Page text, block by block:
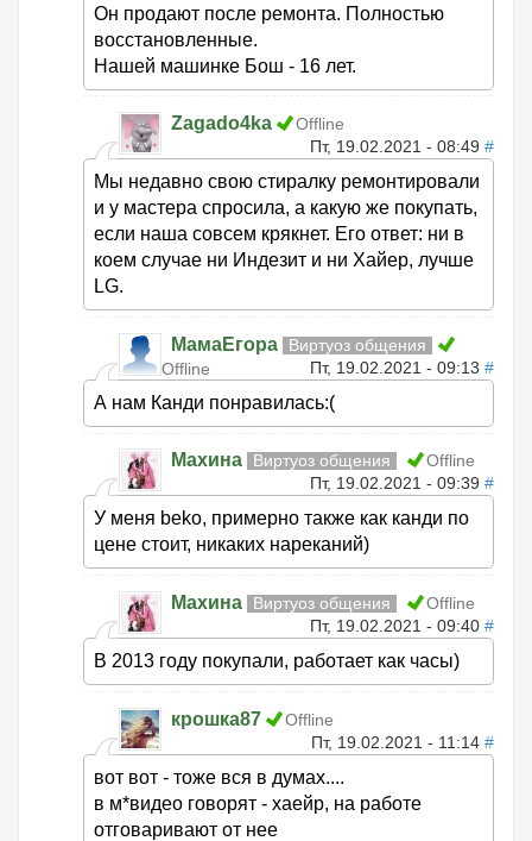
Он продают после ремонта. Полностью
восстановленные.
Нашей машинке Бош - 16 лет.
Zagado4ka
Offline
Пт, 19.02.2021 - 08:49 #
Мы недавно свою стиралку ремонтировали
и у мастера спросила, а какую же покупать,
если наша совсем крякнет. Его ответ: ни в
коем случае ни Индезит и ни Хайер, лучше
LG.
МамаЕгора
Виртуоз общения
Offline
Пт, 19.02.2021 - 09:13 #
А нам Канди понравилась:(
Махина Виртуоз общения
Offline
Пт, 19.02.2021 - 09:39 #
У меня beko, примерно также как канди по
цене стоит, никаких нареканий)
Махина Виртуоз общения
Offline
Пт, 19.02.2021 - 09:40 #
В 2013 году покупали, работает как часы)
крошка87
Offline
Пт, 19.02.2021 - 11:14 #
вот вот - тоже вся в думах....
в м*видео говорят - хаейр, на работе
отговаривают от нее